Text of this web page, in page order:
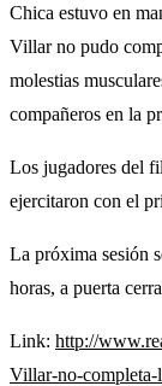
Chica estuvo en
Villar no pudo
molestias
compañeros en la
Los jugadores del
ejercitaron con el
La próxima sesión
horas, a puerta
Link: http://
Villar-no-completa-